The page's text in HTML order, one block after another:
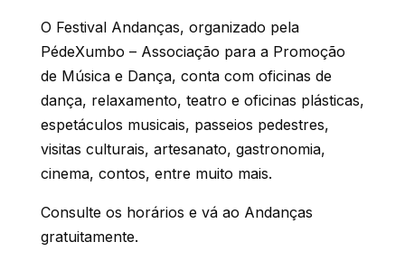
O Festival Andanças, organizado pela
PédeXumbo – Associação para a Promoção
de Música e Dança, conta com oficinas de
dança, relaxamento, teatro e oficinas plásticas,
espetáculos musicais, passeios pedestres,
visitas culturais, artesanato, gastronomia,
cinema, contos, entre muito mais.
Consulte os horários e vá ao Andanças
gratuitamente.